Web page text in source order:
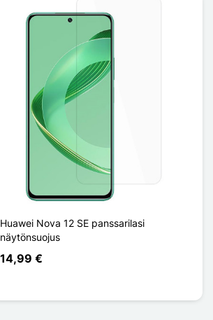
Huawei Nova 12 SE panssarilasi
näytönsuojus
14,99 €